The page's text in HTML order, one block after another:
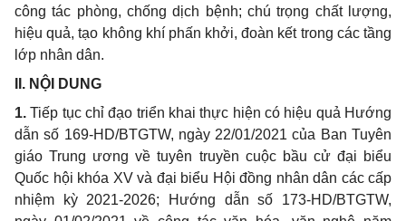
công tác phòng, chống dịch bệnh; chú trọng chất lượng,
hiệu quả, tạo không khí phấn khởi, đoàn kết trong các tầng
lớp nhân dân.
II. NỘI DUNG
1.Tiếp tục chỉ đạo triển khai thực hiện có hiệu quả Hướng
dẫn số 169-HD/BTGTW, ngày 22/01/2021 của Ban Tuyên
giáo Trung ương về tuyên truyền cuộc bầu cử đại biểu
Quốc hội khóa XV và đại biểu Hội đồng nhân dân các cấp
nhiệm kỳ 2021-2026; Hướng dẫn số 173-HD/BTGTW,